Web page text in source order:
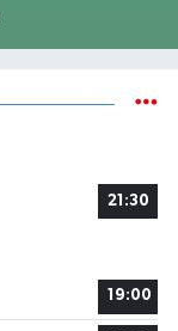
21:30
19:00